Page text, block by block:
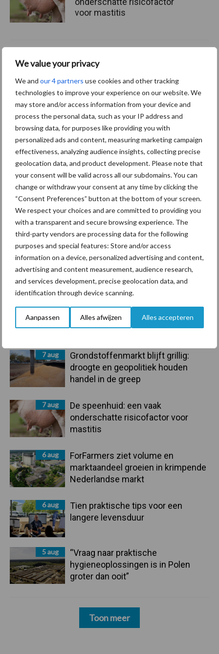
We value your privacy
We and our 4 partners use cookies and other tracking
technologies to improve your experience on our website. We
may store and/or access information from your device and
process the personal data, such as your IP address and
browsing data, for purposes like providing you with
personalized ads and content, measuring marketing campaign
effectiveness, analyzing audience insights, collecting precise
geolocation data, and product development. Please note that
your consent will be valid across all our subdomains. You can
change or withdraw your consent at any time by clicking the
“Consent Preferences” button at the bottom of your screen.
We respect your choices and are committed to providing you
with a transparent and secure browsing experience. The
third-party vendors are processing data for the following
purposes and special features: Store and/or access
information on a device, personalized advertising and content,
advertising and content measurement, audience research,
and services development, precise geolocation data, and
identification through device scanning.
Aanpassen Alles afwijzen Alles accepteren
Primaire
Recent nieuws Partner nieuws
7 aug
Grondstoffenmarkt blijft grillig:
droogte en geopolitiek houden
handel in de greep
7 aug
De speenhuid: een vaak
onderschatte risicofactor voor
mastitis
6 aug
ForFarmers ziet volume en
marktaandeel groeien in krimpende
Nederlandse markt
6 aug
Tien praktische tips voor een
langere levensduur
5 aug
“Vraag naar praktische
hygieneoplossingen is in Polen
groter dan ooit”
Toon meer
voor mastitis
marktaandeel groeien in
krimpende Nederlandse
Themapagina's
Diergezondheid Bemesting Fokkerij
Beregening Bijproducten
Toon meer